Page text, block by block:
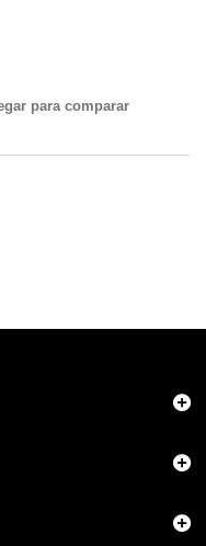
para comparar